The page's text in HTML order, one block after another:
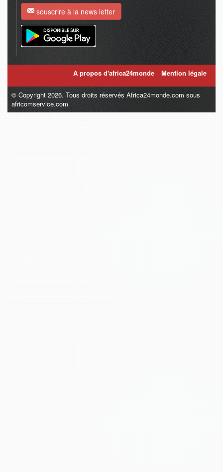
souscrire à la news letter
A propos d'africa24monde Mention légale
© Copyright 2026. Tous droits réservés Africa24monde.com sous
africomservice.com